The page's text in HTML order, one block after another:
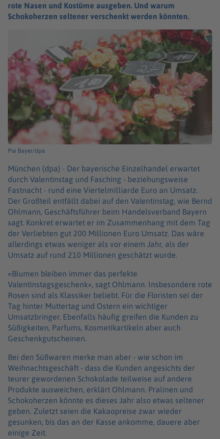
rote Nasen und Kostüme ausgeben. Und warum
Schokoherzen seltener verschenkt werden könnten.
Pia Bayer/dpa
München (dpa) - Der bayerische Einzelhandel erwartet
durch Valentinstag und Fasching - beziehungsweise
Fastnacht - rund eine Viertelmilliarde Euro an Umsatz.
Der Großteil entfällt dabei auf den Valentinstag, wie Bernd
Ohlmann, Geschäftsführer beim Handelsverband Bayern
sagt. Konkret erwartet er im Zusammenhang mit dem Tag
der Verliebten gut 200 Millionen Euro Umsatz. Das wäre
allerdings etwas weniger als vor einem Jahr, als der
Umsatz auf rund 210 Millionen geschätzt wurde.
«Blumen bleiben immer das perfekte
Valentinstagsgeschenk», sagt Ohlmann. Insbesondere rote
Rosen sind als Klassiker beliebt. Für die Floristen sei der
Tag hinter Muttertag und Ostern ein wichtiger
Umsatzbringer. Ebenfalls häufig greifen die Kunden zu
Süßigkeiten, Parfums, Kosmetikartikeln aber auch
Geschenkgutscheinen.
Bei den Süßwaren merke man aber - wie schon im
Weihnachtsgeschäft - dass die Kunden angesichts der
teurer gewordenen Schokolade teilweise auf andere
Produkte ausweichen, erklärt Ohlmann. Pralinen und
Schokoherzen könnte es dieses Jahr also etwas seltener
geben. Zuletzt seien die Kakaopreise zwar wieder
gesunken, bis das an der Kasse ankomme, dauere aber
einige Zeit.